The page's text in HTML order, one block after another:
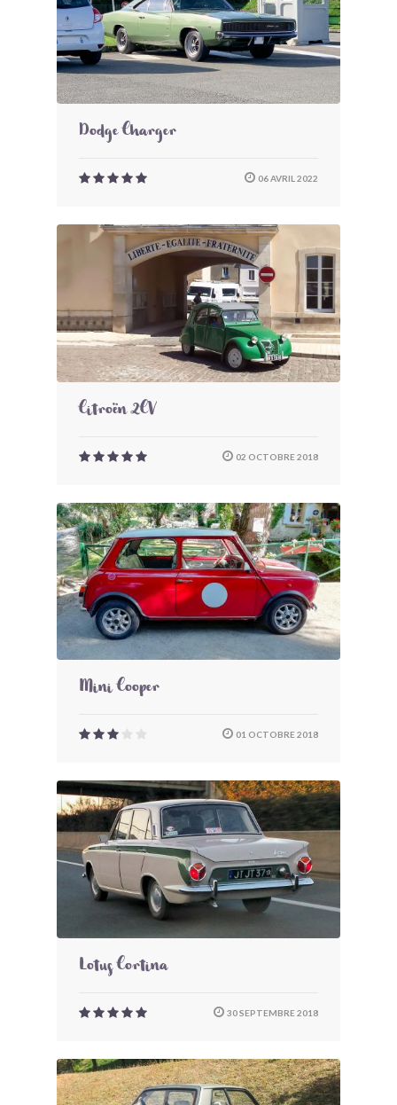
Dodge Charger
06 AVRIL 2022
Citroën 2CV
02 OCTOBRE 2018
Mini Cooper
01 OCTOBRE 2018
Lotus Cortina
30 SEPTEMBRE 2018